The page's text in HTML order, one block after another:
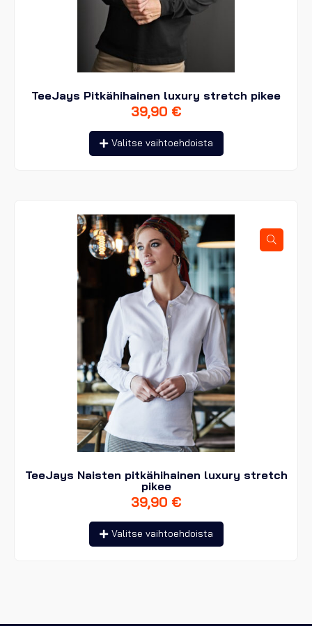
TeeJays Pitkähihainen luxury stretch pikee
39,90 €
Valitse vaihtoehdoista
Tällä
tuotteella
valinnat
tuotteen
sivulla.
TeeJays Naisten pitkähihainen luxury stretch
pikee
39,90 €
Valitse vaihtoehdoista
Tällä
tuotteella